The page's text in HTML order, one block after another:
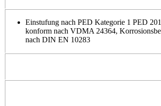
Einstufung nach PED Kategorie 1 PED
konform nach VDMA 24364,
nach DIN EN 10283